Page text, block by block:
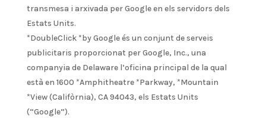
transmesa i arxivada per Google en els servidors dels
Estats Units.
*DoubleClick *by Google és un conjunt de serveis
publicitaris proporcionat per Google, Inc., una
companyia de Delaware l’oficina principal de la qual
està en 1600 *Amphitheatre *Parkway, *Mountain
*View (Califòrnia), CA 94043, els Estats Units
(“Google”).